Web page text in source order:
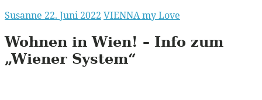
Susanne 22. Juni 2022 VIENNA my Love
Wohnen inWien! – Info zum
„Wiener System“